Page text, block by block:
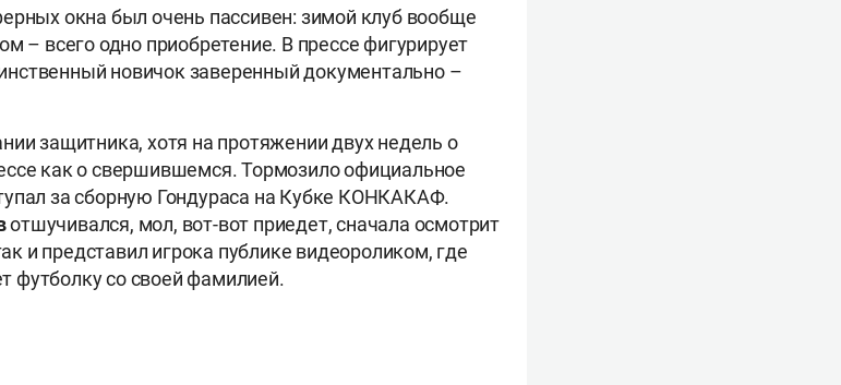
окна был очень пассивен: зимой клуб вообще
– всего одно приобретение. В прессе фигурирует
новичок заверенный документально –
защитника, хотя на протяжении двух недель о
как о свершившемся. Тормозило официальное
за сборную Гондураса на Кубке КОНКАКАФ.
отшучивался, мол, вот-вот приедет, сначала осмотрит
и представил игрока публике видеороликом, где
футболку со своей фамилией.